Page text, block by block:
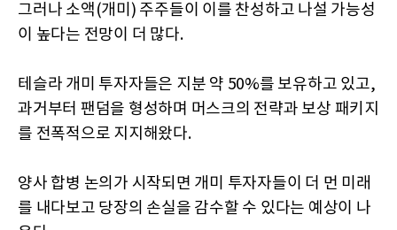
그러나 소액(개미) 주주들이 이를 찬성하고 나설 가능성
이 높다는 전망이 더 많다.
테슬라 개미 투자자들은 지분 약 50%를 보유하고 있고,
과거부터 팬덤을 형성하며 머스크의 전략과 보상 패키지
를 전폭적으로 지지해왔다.
양사 합병 논의가 시작되면 개미 투자자들이 더 먼 미래
를 내다보고 당장의 손실을 감수할 수 있다는 예상이 나